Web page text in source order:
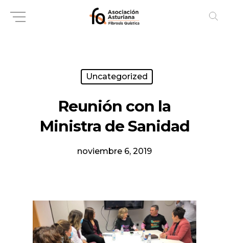
Uncategorized
Reunión con la
Ministra de Sanidad
noviembre 6, 2019